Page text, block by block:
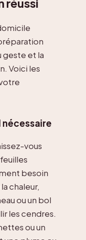
geste et la
Voici les
vous
besoin
chaleur,
ou un bol
les cendres.
ou un